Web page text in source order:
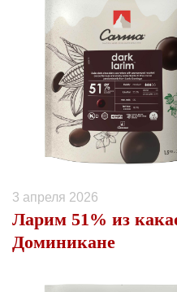
3 апреля 2026
Ларим 51% из
Доминикане